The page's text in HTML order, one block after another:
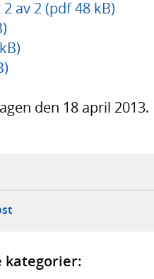
av 2 (pdf 48 kB)
den 18 april 2013.
webbplats,
i ny flik, extern webbplats,
- öppnar din e-postklient,
kategorier: